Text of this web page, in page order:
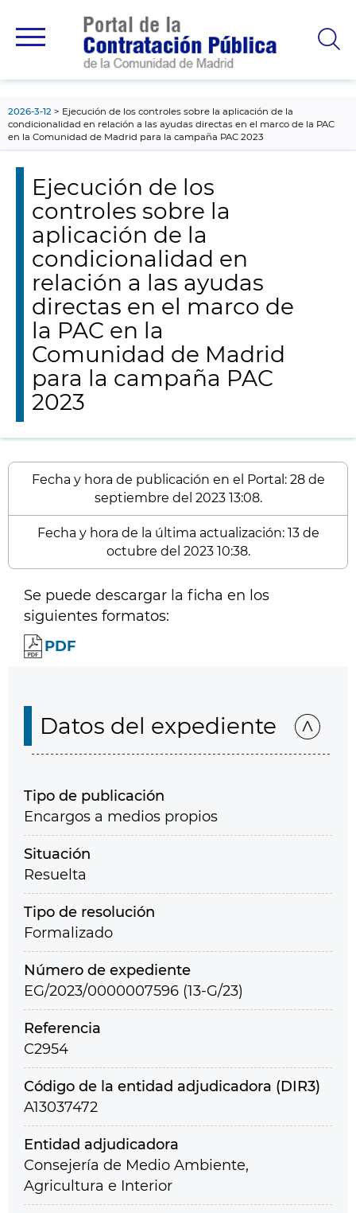
principal
2026-3-12
Ejecución de los controles sobre la aplicación de la
condicionalidad en relación a las ayudas directas en el marco de la PAC
en la Comunidad de Madrid para la campaña PAC 2023
Ejecución de los
controles sobre la
aplicación de la
condicionalidad en
relación a las ayudas
directas en el marco de
la PAC en la
Comunidad de Madrid
para la campaña PAC
2023
Fecha y hora de publicación en el Portal: 28 de
septiembre del 2023 13:08.
Fecha y hora de la última actualización: 13 de
octubre del 2023 10:38.
Se puede descargar la ficha en los
siguientes formatos:
PDF
Datos del expediente
Tipo de publicación
Encargos a medios propios
Situación
Resuelta
Tipo de resolución
Formalizado
Número de expediente
EG/2023/0000007596 (13-G/23)
Referencia
C2954
Código de la entidad adjudicadora (DIR3)
A13037472
Entidad adjudicadora
Consejería de Medio Ambiente,
Agricultura e Interior